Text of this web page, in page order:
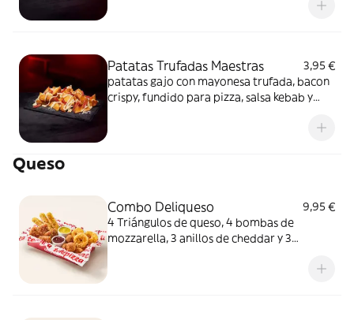
Patatas Trufadas Maestras
3,95 €
patatas gajo con mayonesa trufada, bacon
crispy, fundido para pizza, salsa kebab y
Queso
Combo Deliqueso
9,95 €
4 Triángulos de queso, 4 bombas de
mozzarella, 3 anillos de cheddar y 3